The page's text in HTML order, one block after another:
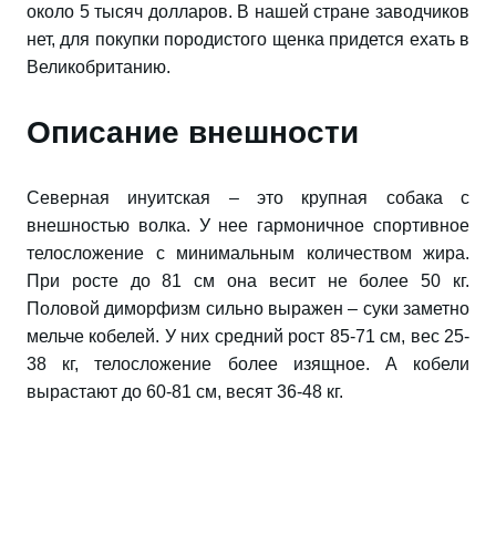
около 5 тысяч долларов. В нашей стране заводчиков
нет, для покупки породистого щенка придется ехать в
Великобританию.
Описание внешности
Северная инуитская – это крупная собака с
внешностью волка. У нее гармоничное спортивное
телосложение с минимальным количеством жира.
При росте до 81 см она весит не более 50 кг.
Половой диморфизм сильно выражен – суки заметно
мельче кобелей. У них средний рост 85-71 см, вес 25-
38 кг, телосложение более изящное. А кобели
вырастают до 60-81 см, весят 36-48 кг.